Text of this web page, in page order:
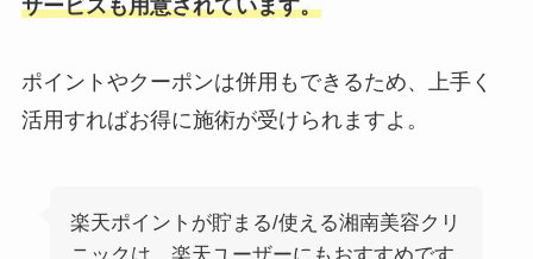
サービスも用意されています。
ポイントやクーポンは併用もできるため、上手く
活用すればお得に施術が受けられますよ。
楽天ポイントが貯まる/使える湘南美容クリ